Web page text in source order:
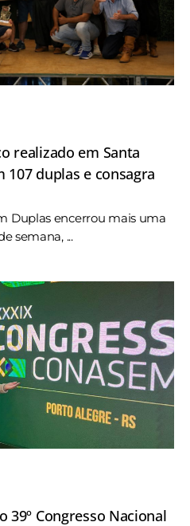
realizado em Santa
107 duplas e consagra
Duplas encerrou mais uma
semana, ...
39º Congresso Nacional